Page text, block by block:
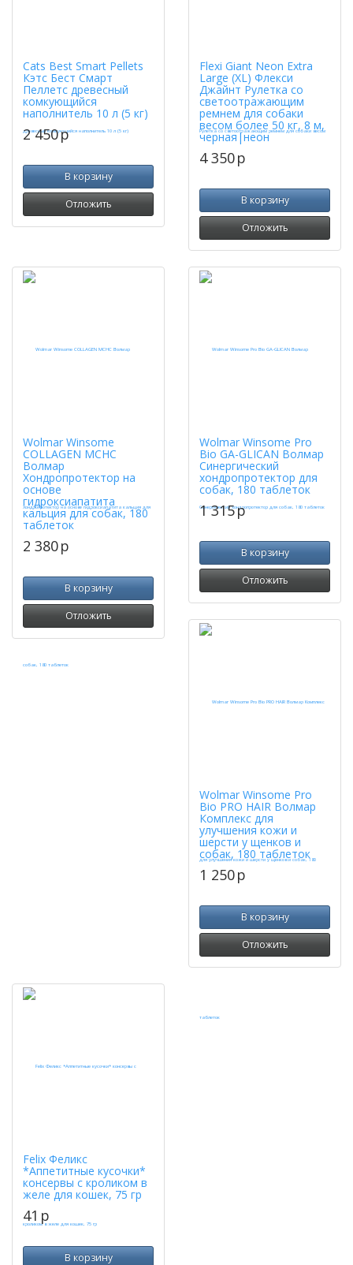
Cats Best Smart Pellets
Кэтс Бест Смарт
Пеллетс древесный
комкующийся
наполнитель 10 л (5 кг)
2 450p
В корзину
Отложить
Flexi Giant Neon Extra
Large (XL) Флекси
Джайнт Рулетка со
светоотражающим
ремнем для собаки
весом более 50 кг, 8 м,
черная|неон
4 350p
В корзину
Отложить
Wolmar Winsome
COLLAGEN MCHC
Волмар
Хондропротектор на
основе
гидроксиапатита
кальция для собак, 180
таблеток
2 380p
В корзину
Отложить
Wolmar Winsome Pro
Bio GA-GLICAN Волмар
Синергический
хондропротектор для
собак, 180 таблеток
1 315p
В корзину
Отложить
Wolmar Winsome Pro
Bio PRO HAIR Волмар
Комплекс для
улучшения кожи и
шерсти у щенков и
собак, 180 таблеток
1 250p
В корзину
Отложить
Felix Феликс
*Аппетитные кусочки*
консервы с кроликом в
желе для кошек, 75 гр
41 p
В корзину